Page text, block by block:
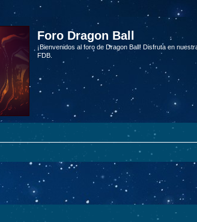
Foro Dragon Ball
¡Bienvenidos al foro de Dragon Ball! Disfruta en
FDB.